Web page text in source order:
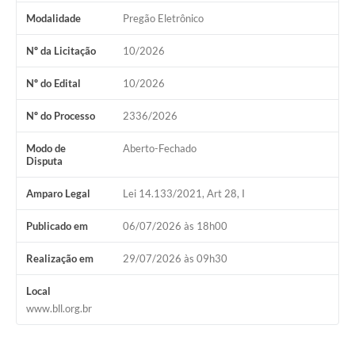
Modalidade Pregão Eletrônico
Nº da Licitação 10/2026
Nº do Edital 10/2026
Nº do Processo 2336/2026
Modo de
Disputa
Aberto-Fechado
Amparo Legal Lei 14.133/2021, Art 28, I
Publicado em 06/07/2026 às 18h00
Realização em 29/07/2026 às 09h30
Local
www.bll.org.br